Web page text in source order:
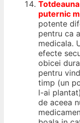
puternic
potente
pentru ca
medicala.
efecte
obicei
pentru
timp (un
l-ai
de aceea